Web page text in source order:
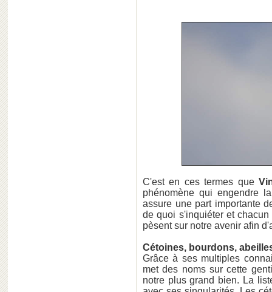
C'est en ces termes que
phénomène qui engendre
assure une part importante
de quoi s'inquiéter et
pèsent sur notre avenir afin
Cétoines, bourdons,
Grâce à ses multiples
met des noms sur cette
notre plus grand bien. La